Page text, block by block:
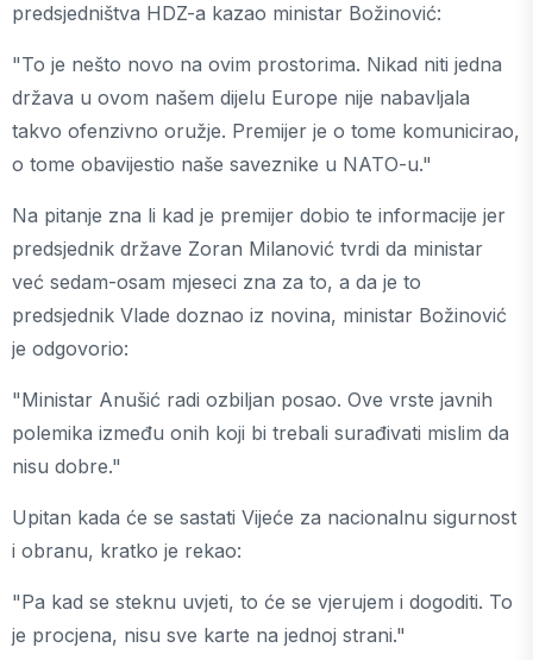
predsjedništva HDZ-a kazao ministar Božinović:
"To je nešto novo na ovim prostorima. Nikad niti jedna
država u ovom našem dijelu Europe nije nabavljala
takvo ofenzivno oružje. Premijer je o tome komunicirao,
o tome obavijestio naše saveznike u NATO-u."
Na pitanje zna li kad je premijer dobio te informacije jer
predsjednik države Zoran Milanović tvrdi da ministar
već sedam-osam mjeseci zna za to, a da je to
predsjednik Vlade doznao iz novina, ministar Božinović
je odgovorio:
"Ministar Anušić radi ozbiljan posao. Ove vrste javnih
polemika između onih koji bi trebali surađivati mislim da
nisu dobre."
Upitan kada će se sastati Vijeće za nacionalnu sigurnost
i obranu, kratko je rekao:
"Pa kad se steknu uvjeti, to će se vjerujem i dogoditi. To
je procjena, nisu sve karte na jednoj strani."